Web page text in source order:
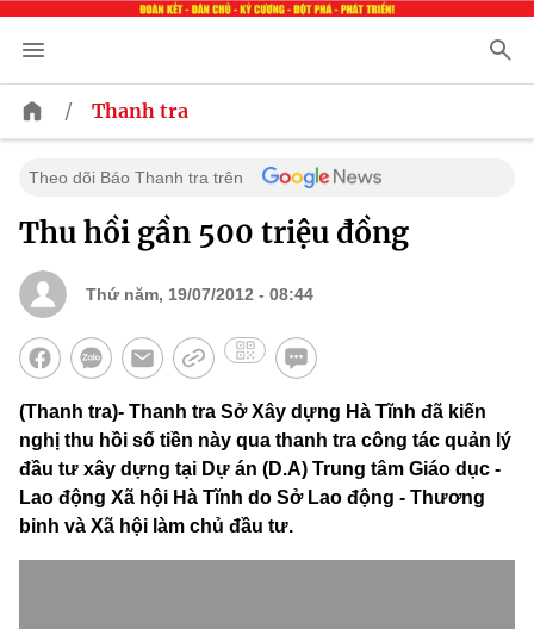
/ Thanh tra
Theo dõi Báo Thanh tra trên
Thu hồi gần 500 triệu đồng
Thứ năm, 19/07/2012 - 08:44
(Thanh tra)- Thanh tra Sở Xây dựng Hà Tĩnh đã kiến
nghị thu hồi số tiền này qua thanh tra công tác quản lý
đầu tư xây dựng tại Dự án (D.A) Trung tâm Giáo dục -
Lao động Xã hội Hà Tĩnh do Sở Lao động - Thương
binh và Xã hội làm chủ đầu tư.